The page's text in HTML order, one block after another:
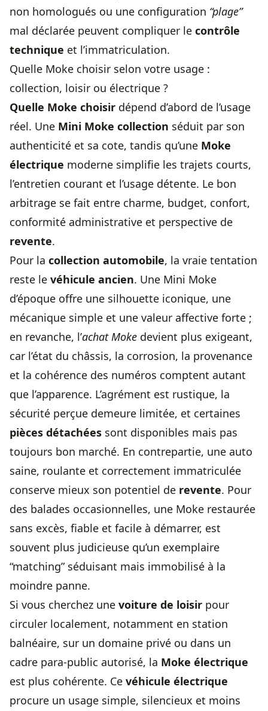
non homologués ou une configuration “plage”
mal déclarée peuvent compliquer le contrôle
technique et l’immatriculation.
Quelle Moke choisir selon votre usage :
collection, loisir ou électrique ?
Quelle Moke choisir dépend d’abord de l’usage
réel. Une Mini Moke collection séduit par son
authenticité et sa cote, tandis qu’une Moke
électrique moderne simplifie les trajets courts,
l’entretien courant et l’usage détente. Le bon
arbitrage se fait entre charme, budget, confort,
conformité administrative et perspective de
revente.
Pour la collection automobile, la vraie tentation
reste le véhicule ancien. Une Mini Moke
d’époque offre une silhouette iconique, une
mécanique simple et une valeur affective forte ;
en revanche, l’achat Moke devient plus exigeant,
car l’état du châssis, la corrosion, la provenance
et la cohérence des numéros comptent autant
que l’apparence. L’agrément est rustique, la
sécurité perçue demeure limitée, et certaines
pièces détachées sont disponibles mais pas
toujours bon marché. En contrepartie, une auto
saine, roulante et correctement immatriculée
conserve mieux son potentiel de revente. Pour
des balades occasionnelles, une Moke restaurée
sans excès, fiable et facile à démarrer, est
souvent plus judicieuse qu’un exemplaire
“matching” séduisant mais immobilisé à la
moindre panne.
Si vous cherchez une voiture de loisir pour
circuler localement, notamment en station
balnéaire, sur un domaine privé ou dans un
cadre para-public autorisé, la Moke électrique
est plus cohérente. Ce véhicule électrique
procure un usage simple, silencieux et moins